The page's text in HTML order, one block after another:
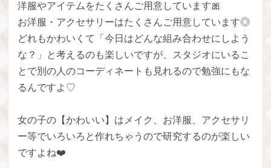
洋服やアイテムをたくさんご用意しています🎀
お洋服・アクセサリーはたくさんご用意しています◎
どれもかわいくて「今日はどんな組み合わせにしよう
な？」と考えるのも楽しいですが、スタジオにいるこ
とで別の人のコーディネートも見れるので勉強にもな
るんですよ♡
女の子の【かわいい】はメイク、お洋服、アクセサリ
ー等でいろいろと作れちゃうので研究するのが楽しい
ですよね❤️